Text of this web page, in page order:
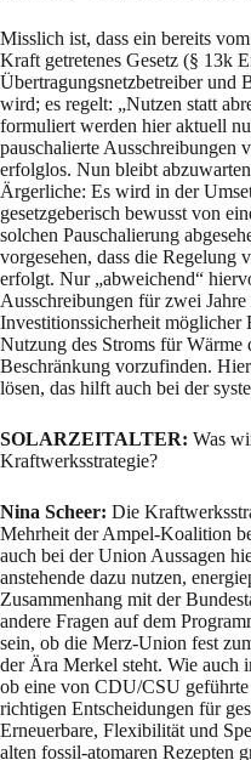
Misslich ist, dass ein bereits
Kraft getretenes Gesetz (§ 13k
Übertragungsnetzbetreiber und
wird; es regelt: „Nutzen statt
formuliert werden hier aktuell
pauschalierte Ausschreibungen
erfolglos. Nun bleibt
Ärgerliche: Es wird in der
gesetzgeberisch bewusst von
solchen Pauschalierung
vorgesehen, dass die Regelung
erfolgt. Nur „abweichend“
Ausschreibungen für zwei
Investitionssicherheit möglicher
Nutzung des Stroms für
Beschränkung vorzufinden.
lösen, das hilft auch bei der
SOLARZEITALTER: Was
Kraftwerksstrategie?
Nina Scheer: Die
Mehrheit der Ampel-Koalition
auch bei der Union Aussagen
anstehende dazu nutzen,
Zusammenhang mit der
andere Fragen auf dem
sein, ob die Merz-Union fest
der Ära Merkel steht. Wie auch
ob eine von CDU/CSU
richtigen Entscheidungen für
Erneuerbare, Flexibilität und
alten fossil-atomaren Rezepten